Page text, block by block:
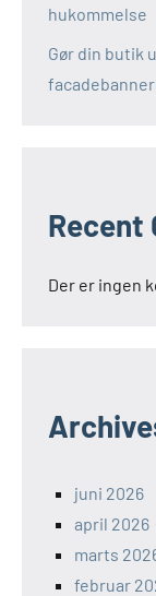
hukommelse
Gør din butik
Recent
Der er ingen
juni 2026
april 2026
marts
februar